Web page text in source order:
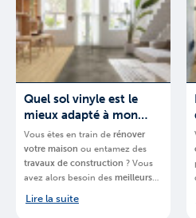
Quel sol vinyle est le
mieux adapté à mon
projet ?
Vous êtes en train de rénover
votre maison ou entamez des
travaux de construction ? Vous
avez alors besoin des meilleurs
magasins spécialisés, vous
Lire la suite